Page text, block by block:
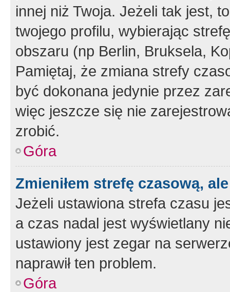
innej niż Twoja. Jeżeli tak jest,
twojego profilu, wybierając
obszaru (np Berlin, Bruksela,
Pamiętaj, że zmiana strefy
być dokonana jedynie przez
więc jeszcze się nie
zrobić.
Góra
Zmieniłem strefę czasową,
Jeżeli ustawiona strefa czasu
a czas nadal jest wyświetlany
ustawiony jest zegar na
naprawił ten problem.
Góra